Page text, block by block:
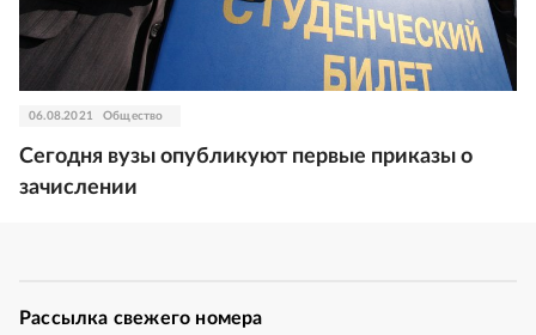
06.08.2021 Общество
Сегодня вузы опубликуют первые приказы о
зачислении
Рассылка свежего номера